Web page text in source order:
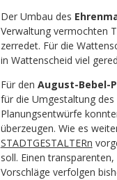
Der Umbau des
Verwaltung vermochten
zerredet. Für die
in Wattenscheid viel
Für den August-Bebel-
für die Umgestaltung
Planungsentwürfe
überzeugen. Wie es
STADTGESTALTERn
soll. Einen
Vorschläge verfolgen